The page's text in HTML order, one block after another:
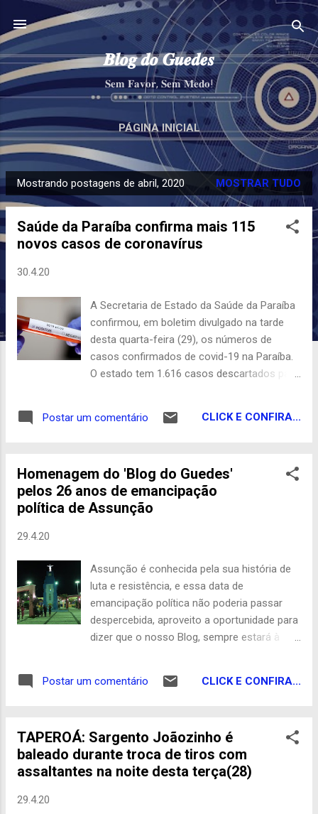
Pular para o conteúdo principal
𝑩𝒍𝒐𝒈 𝒅𝒐 𝑮𝒖𝒆𝒅𝒆𝒔
𝐒𝐞𝐦 𝐅𝐚𝐯𝐨𝐫, 𝐒𝐞𝐦 𝐌𝐞𝐝𝐨!
PÁGINA INICIAL
P
o
Mostrando postagens de abril, 2020 MOSTRAR TUDO
Saúde da Paraíba confirma mais 115
novos casos de coronavírus
30.4.20
A Secretaria de Estado da Saúde da Paraíba
confirmou, em boletim divulgado na tarde
desta quarta-feira (29), os números de
casos confirmados de covid-19 na Paraíba.
O estado tem 1.616 casos descartados para
recuperados chega a 152. Confira abaixo:
Casos recuperados: 152 Os casos estão
distribuídos em 49 municípios. Com Cariri
Ligado
Postar um comentário CLICK E CONFIRA...
Homenagem do 'Blog do Guedes'
pelos 26 anos de emancipação
política de Assunção
29.4.20
Assunção é conhecida pela sua história de
luta e resistência, e essa data de
emancipação política não poderia passar
despercebida, aproveito a oportunidade para
dizer que o nosso Blog, sempre estará à
Paraíba , localizado na região do Cariri
sesmarias da família Oliveira Ledo. A
vegetação nativa é a caatinga . Seus
principais tributários são os riachos do
Postar um comentário CLICK E CONFIRA...
TAPEROÁ: Sargento Joãozinho é
baleado durante troca de tiros com
assaltantes na noite desta terça(28)
29.4.20